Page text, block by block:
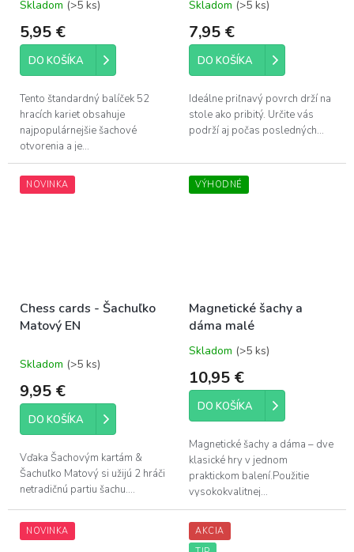
Skladom (>5 ks)
5,95 €
DO KOŠÍKA
Tento štandardný balíček 52
hracích kariet obsahuje
najpopulárnejšie šachové
otvorenia a je...
Skladom (>5 ks)
7,95 €
DO KOŠÍKA
Ideálne priľnavý povrch drží na
stole ako pribitý. Určite vás
podrží aj počas posledných...
NOVINKA
Chess cards - Šachuľko
Matový EN
Skladom (>5 ks)
9,95 €
DO KOŠÍKA
Vďaka Šachovým kartám &
Šachuľko Matový si užijú 2 hráči
netradičnú partiu šachu....
VÝHODNÉ
Magnetické šachy a
dáma malé
Priemerné
produktu
5,0
5
hviezdičiek.
Skladom (>5 ks)
10,95 €
DO KOŠÍKA
Magnetické šachy a dáma – dve
klasické hry v jednom
praktickom balení.Použitie
vysokokvalitnej...
NOVINKA
AKCIA